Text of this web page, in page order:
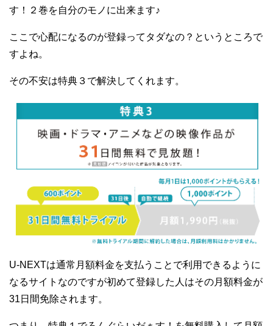
す！２巻を自分のモノに出来ます♪
ここで心配になるのが登録ってタダなの？というところで
すよね。
その不安は特典３で解決してくれます。
U-NEXTは通常月額料金を支払うことで利用できるように
なるサイトなのですが初めて登録した人はその月額料金が
31日間免除されます。